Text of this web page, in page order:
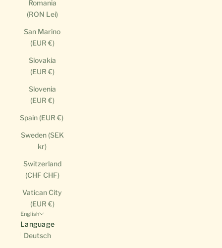
Romania
(RON Lei)
San Marino
(EUR €)
Slovakia
(EUR €)
Slovenia
(EUR €)
Spain (EUR €)
Sweden (SEK
kr)
Switzerland
(CHF CHF)
Vatican City
(EUR €)
English
Language
Deutsch